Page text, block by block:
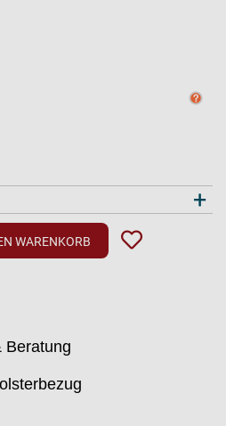
+
WARENKORB
Beratung